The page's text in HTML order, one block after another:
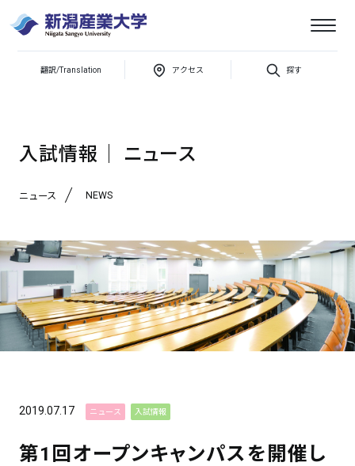
翻訳/Translation アクセス 探す
新潟産業大学 第1回オープンキャンパスを開催しました
入試情報│ ニュース
ニュース NEWS
2019.07.17 ニュース 入試情報
第1回オープンキャンパスを開催し